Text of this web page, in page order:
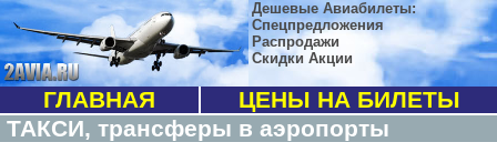
Дешевые Авиабилеты:
Спецпредложения
Распродажи
Скидки Акции
ГЛАВНАЯ
ЦЕНЫ НА БИЛЕТЫ
ТАКСИ, трансферы в аэропорты